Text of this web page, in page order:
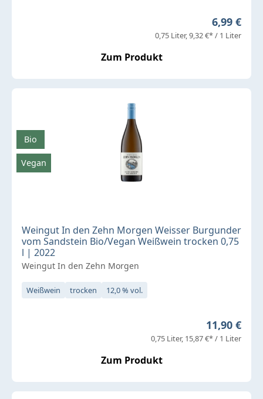
Regulärer
6,99 €
0,75 Liter 9,32 €* / 1 Liter
Zum Produkt
Weingut In den Zehn Morgen Weisser Burgunder
vom Sandstein Bio/Vegan Weißwein trocken 0,75
l | 2022
Weingut In den Zehn Morgen
Weißwein trocken 12,0 % vol.
Regulärer
11,90 €
0,75 Liter 15,87 €* / 1 Liter
Zum Produkt
Bio
Vegan